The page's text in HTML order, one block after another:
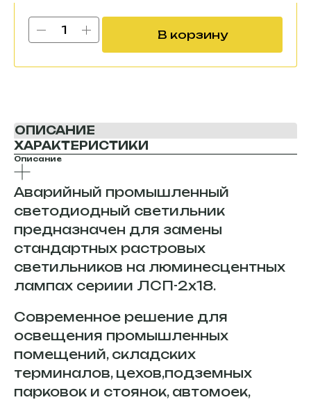
В корзину
ОПИСАНИЕ
ХАРАКТЕРИСТИКИ
Описание
Аварийный промышленный
светодиодный светильник
предназначен для замены
стандартных растровых
светильников на люминесцентных
лампах сериии ЛСП-2х18.
Современное решение для
освещения промышленных
помещений, складских
терминалов, цехов,подземных
парковок и стоянок, автомоек,